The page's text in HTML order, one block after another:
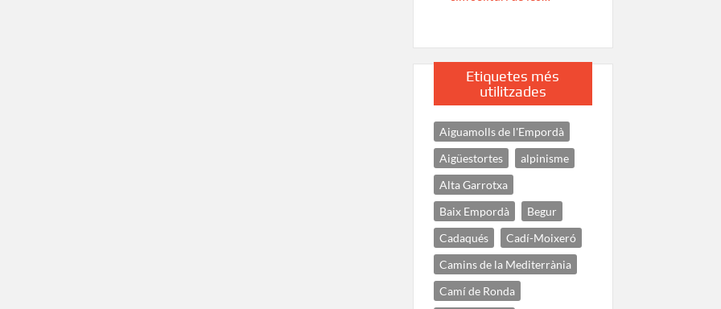
Etiquetes més
utilitzades
Aiguamolls de l'Empordà
Aigüestortes
alpinisme
Alta Garrotxa
Baix Empordà
Begur
Cadaqués
Cadí-Moixeró
Camins de la Mediterrània
Camí de Ronda